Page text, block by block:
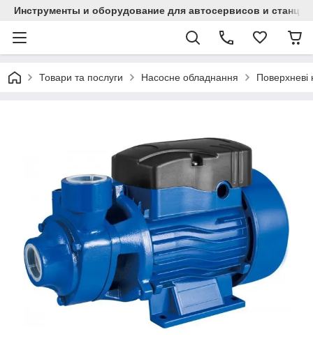
Инструменты и оборудование для автосервисов и
Товари та послуги Насосне обладнання Поверхневі